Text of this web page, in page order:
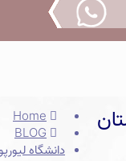
Home
BLOG
دانشگاه